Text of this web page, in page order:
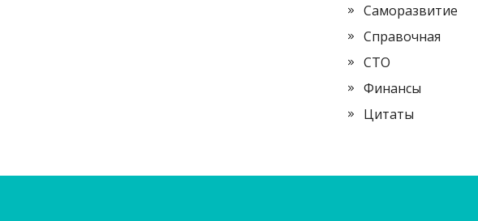
Саморазвитие
Справочная
СТО
Финансы
Цитаты